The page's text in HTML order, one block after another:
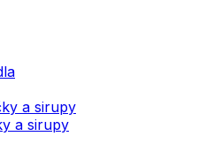
a sirupy
a sirupy